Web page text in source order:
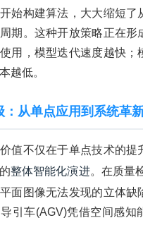
始构建算法，大大缩短了
期。这种开放策略正在形
用，模型迭代速度越快；
越低。
：从单点应用到系统革
值不仅在于单点技术的提
整体智能化演进。在质量
面图像无法发现的立体缺
引车(AGV)凭借空间感知